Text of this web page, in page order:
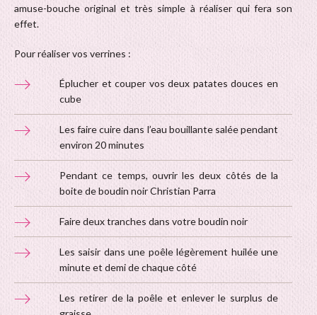
amuse-bouche original et très simple à réaliser qui fera son
effet.
Pour réaliser vos verrines :
Éplucher et couper vos deux patates douces en
cube
Les faire cuire dans l’eau bouillante salée pendant
environ 20 minutes
Pendant ce temps, ouvrir les deux côtés de la
boite de boudin noir Christian Parra
Faire deux tranches dans votre boudin noir
Les saisir dans une poêle légèrement huilée une
minute et demi de chaque côté
Les retirer de la poêle et enlever le surplus de